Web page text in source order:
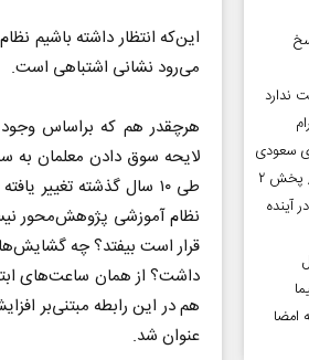
این‌که انتظار داشته باشیم
می‌رود نشانی اشتباهی است.
هرچقدر هم که براساس وجود
لایحه سوق دادن معلمان به
طی ۱۰ سال گذشته
نظام آموزشی پژوهش‌محور
قرار است بیفتد؟ چه
داشت؟ از همان ساعت‌های
هم در این رابطه مبتنی‌بر
عنوان شد.
ندارد
سعودی
هنرمند منحصر‌به‌فردی را از دست دادیم/ پخش ۲
آینده
امضا